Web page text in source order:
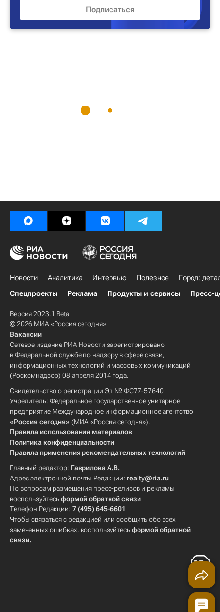
Новости Аналитика Интервью Полезное
Город:
Спецпроекты
Реклама Продукты и сервисы Пресс-
Версия 2023.1 Beta
© 2026 МИА «Россия сегодня»
Вакансии
Сетевое издание РИА Новости зарегистрировано
в Федеральной службе по надзору в сфере связи,
информационных технологий и массовых коммуникаций
(Роскомнадзор) 08 апреля 2014 года.
Свидетельство о регистрации Эл № ФС77-57640
Учредитель: Федеральное государственное унитарное
предприятие Международное информационное агентство
«Россия сегодня» (МИА «Россия сегодня»).
Правила использования материалов
Политика конфиденциальности
Правила применения рекомендательных технологий
Главный редактор: Гаврилова А.В.
Адрес электронной почты Редакции: realty@ria.ru
По вопросам размещения пресс-релизов и рекламы
воспользуйтесьформой обратной связи
Телефон Редакции: 7 (495) 645-6601
Чтобы связаться с редакцией или сообщить обо всех
замеченных ошибках, воспользуйтесьформой обратной
связи.